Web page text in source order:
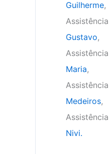
Guilherme,
Gustavo,
Maria,
Medeiros,
Nivi.